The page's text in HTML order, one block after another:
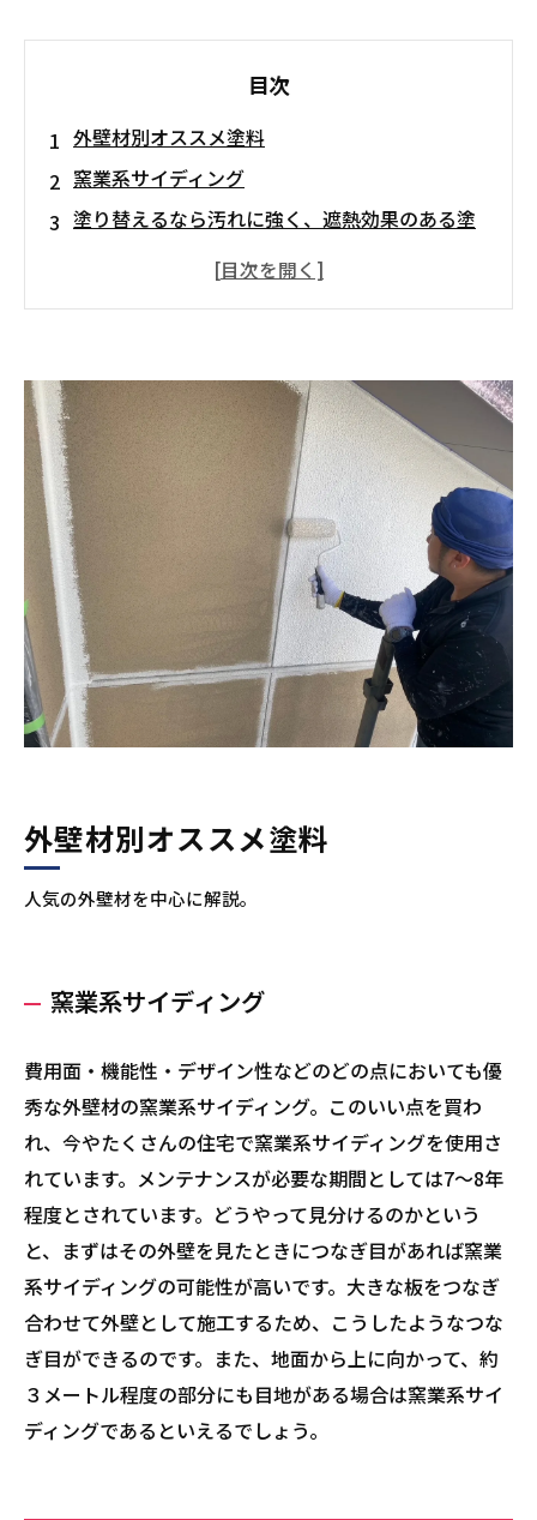
目次
外壁材別オススメ塗料
窯業系サイディング
塗り替えるなら汚れに強く、遮熱効果のある塗
モルタル
塗り替えるなら弾性塗料がオススメ！
ALC
塗り替えるなら防水性のある塗料がオススメ！
外壁塗装は外壁材ごとの特徴を補う塗料を選ぶ
ことがコツ！
外壁材別オススメ塗料
人気の外壁材を中心に解説。
窯業系サイディング
費用面・機能性・デザイン性などのどの点においても優
秀な外壁材の窯業系サイディング。このいい点を買わ
れ、今やたくさんの住宅で窯業系サイディングを使用さ
れています。メンテナンスが必要な期間としては7～8年
程度とされています。どうやって見分けるのかという
と、まずはその外壁を見たときにつなぎ目があれば窯業
系サイディングの可能性が高いです。大きな板をつなぎ
合わせて外壁として施工するため、こうしたようなつな
ぎ目ができるのです。また、地面から上に向かって、約
３メートル程度の部分にも目地がある場合は窯業系サイ
ディングであるといえるでしょう。